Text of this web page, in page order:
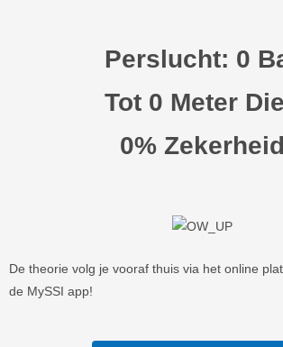
Perslucht: 0
Tot 0 Meter
0% Zekerheid
De theorie volg je vooraf thuis via het online
de MySSI app!